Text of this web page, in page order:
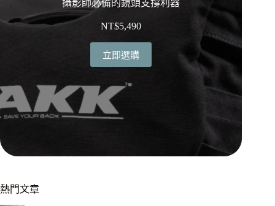
攝影師必備的鏡頭支撐利器
NT$5,490
立即選購
熱門文章